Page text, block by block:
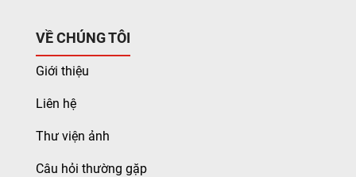
VỀ CHÚNG TÔI
Giới thiệu
Liên hệ
Thư viện ảnh
Câu hỏi thường gặp